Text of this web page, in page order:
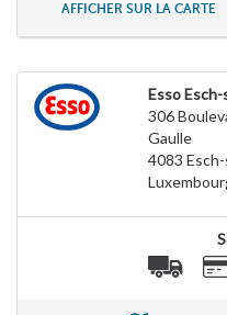
AFFICHER SUR LA CARTE
Esso
306
Gaulle
4083